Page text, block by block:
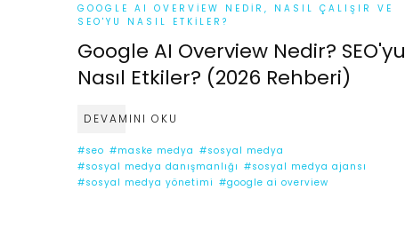
GOOGLE AI OVERVIEW NEDIR, NASIL ÇALIŞIR VE
SEO'YU NASIL ETKILER?
Google AI Overview Nedir? SEO'yu
Nasıl Etkiler? (2026 Rehberi)
DEVAMINI OKU
#seo #maske medya #sosyal medya
#sosyal medya danışmanlığı #sosyal medya ajansı
#sosyal medya yönetimi #google ai overview